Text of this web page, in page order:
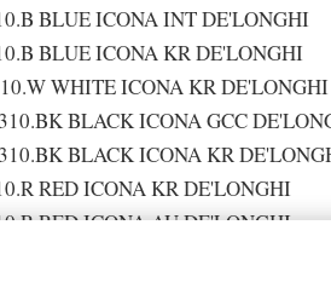
BLUE ICONA INT DE'LONGHI
BLUE ICONA KR DE'LONGHI
WHITE ICONA KR DE'LONGHI
BLACK ICONA GCC
BLACK ICONA KR
RED ICONA KR DE'LONGHI
RED ICONA AU DE'LONGHI
BLACK ICONA AU